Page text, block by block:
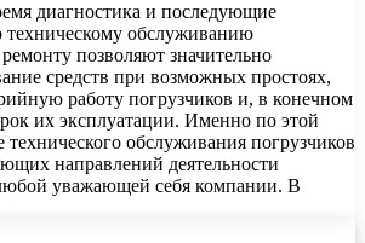
диагностика и последующие
обслуживанию
позволяют значительно
средств при возможных простоях,
работу погрузчиков и, в конечном
их эксплуатации. Именно по этой
обслуживания погрузчиков
направлений деятельности
уважающей себя компании. В